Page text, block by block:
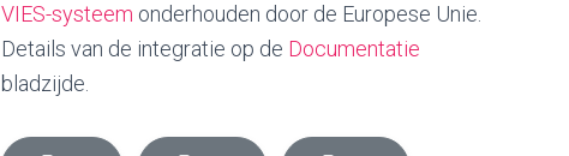
VIES-systeem onderhouden door de Europese Unie.
Details van de integratie op de Documentatie
bladzijde.